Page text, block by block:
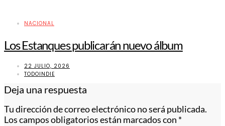
NACIONAL
Los Estanques publicarán nuevo álbum
22 JULIO, 2026
TODOINDIE
Deja una respuesta
Tu dirección de correo electrónico no será publicada.
Los campos obligatorios están marcados con *